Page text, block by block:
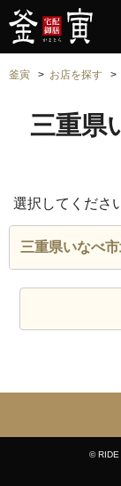
釜寅 お店を探す
三重県
選択してくださ
三重県いなべ
© RIDE